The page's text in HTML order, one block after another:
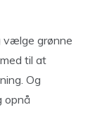
vælge grønne
til at
Og
opnå